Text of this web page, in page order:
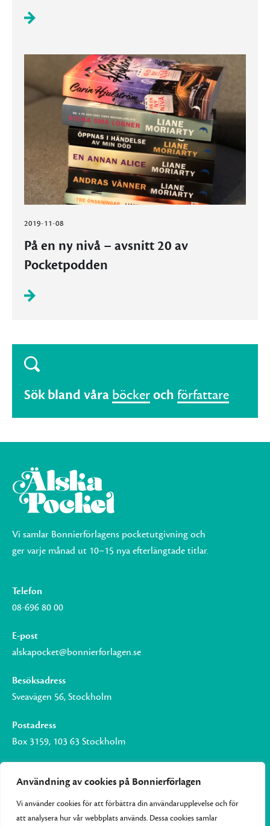
Användning av cookies på Bonnierförlagen
Vi använder cookies för att förbättra din användarupplevelse och för
att analysera hur vår webbplats används. Dessa cookies samlar
2019-11-08
På en ny nivå – avsnitt 20 av
Pocketpodden
Sök bland våra böckeroch författare
Vi samlar Bonnierförlagens pocketutgivning och
ger varje månad ut 10–15 nya efterlängtade titlar.
Telefon
08-696 80 00
E-post
alskapocket@bonnierforlagen.se
Besöksadress
Sveavägen 56, Stockholm
Postadress
Box 3159, 103 63 Stockholm
Om Bonnierförlagen